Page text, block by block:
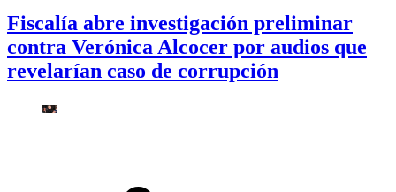
Fiscalía abre investigación preliminar
contra Verónica Alcocer por audios que
revelarían caso de corrupción